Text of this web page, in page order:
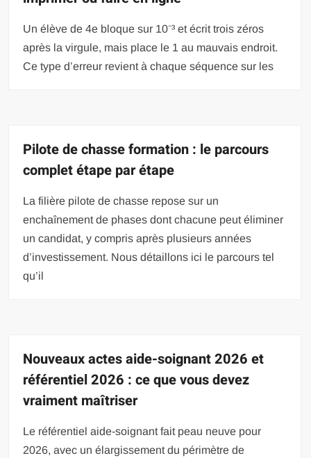
Un élève de 4e bloque sur 10⁻³ et écrit trois zéros
après la virgule, mais place le 1 au mauvais endroit.
Ce type d’erreur revient à chaque séquence sur les
Pilote de chasse formation : le parcours
complet étape par étape
La filière pilote de chasse repose sur un
enchaînement de phases dont chacune peut éliminer
un candidat, y compris après plusieurs années
d’investissement. Nous détaillons ici le parcours tel
qu’il
Nouveaux actes aide-soignant 2026 et
référentiel 2026 : ce que vous devez
vraiment maîtriser
Le référentiel aide-soignant fait peau neuve pour
2026, avec un élargissement du périmètre de